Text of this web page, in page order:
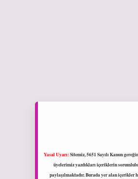
Yasal Uyarı:Sitemiz, 5651 Sayılı Kanun
üyelerimiz yazdıkları içeriklerin
paylaşılmaktadır. Burada yer alan içerikler